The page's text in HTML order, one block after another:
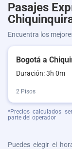
Pasajes
Encuentra los
Bogotá a
Duración: 3h 0m
2 Pisos
*Precios calculados
parte del operador
Puedes elegir el